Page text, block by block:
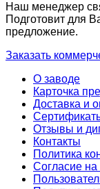
Наш менеджер
Подготовит для
предложение.
Заказать
О заводе
Карточка
Доставка и
Отзывы и
Контакты
Политика
Согласие